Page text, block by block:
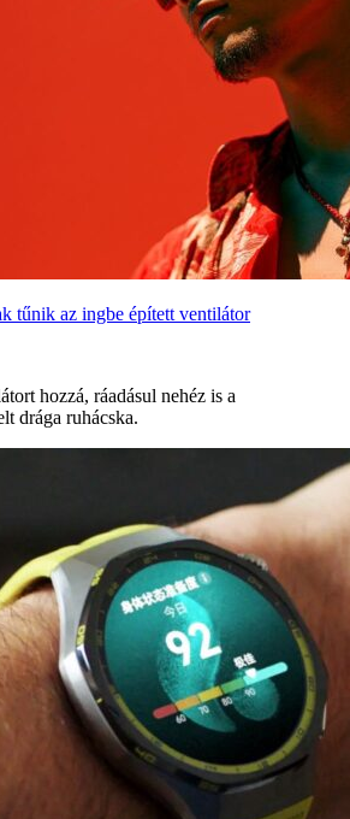
tűnik az ingbe épített ventilátor
hozzá, ráadásul nehéz is a
drága ruhácska.